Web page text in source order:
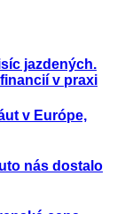
jazdených.
v praxi
v Európe,
nás dostalo